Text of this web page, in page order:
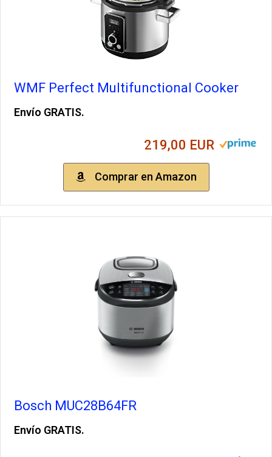
WMF Perfect Multifunctional Cooker
Envío GRATIS.
219,00 EUR
Comprar en Amazon
Bosch MUC28B64FR
Envío GRATIS.